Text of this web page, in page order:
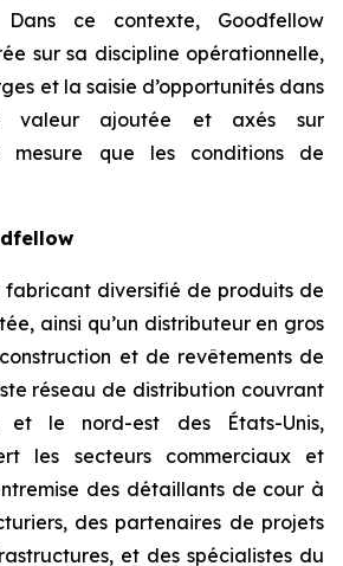
Dans ce contexte, Goodfellow
sur sa discipline opérationnelle,
et la saisie d’opportunités dans
valeur ajoutée et axés sur
mesure que les conditions de
fabricant diversifié de produits de
ainsi qu’un distributeur en gros
et de revêtements de
réseau de distribution couvrant
le nord-est des États-Unis,
les secteurs commerciaux et
des détaillants de cour à
des partenaires de projets
et des spécialistes du